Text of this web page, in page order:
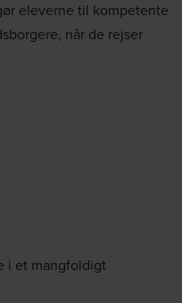
eleverne til kompetente
når de rejser
i et mangfoldigt